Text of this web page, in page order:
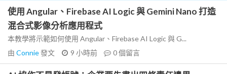
使用 Angular、Firebase AI Logic 與 Gemini Nano 打造
混合式影像分析應用程式
本教學將示範如何使用 Angular、Firebase AI Logic 與 G...
由 Connie發文 9 小時前 0個留言